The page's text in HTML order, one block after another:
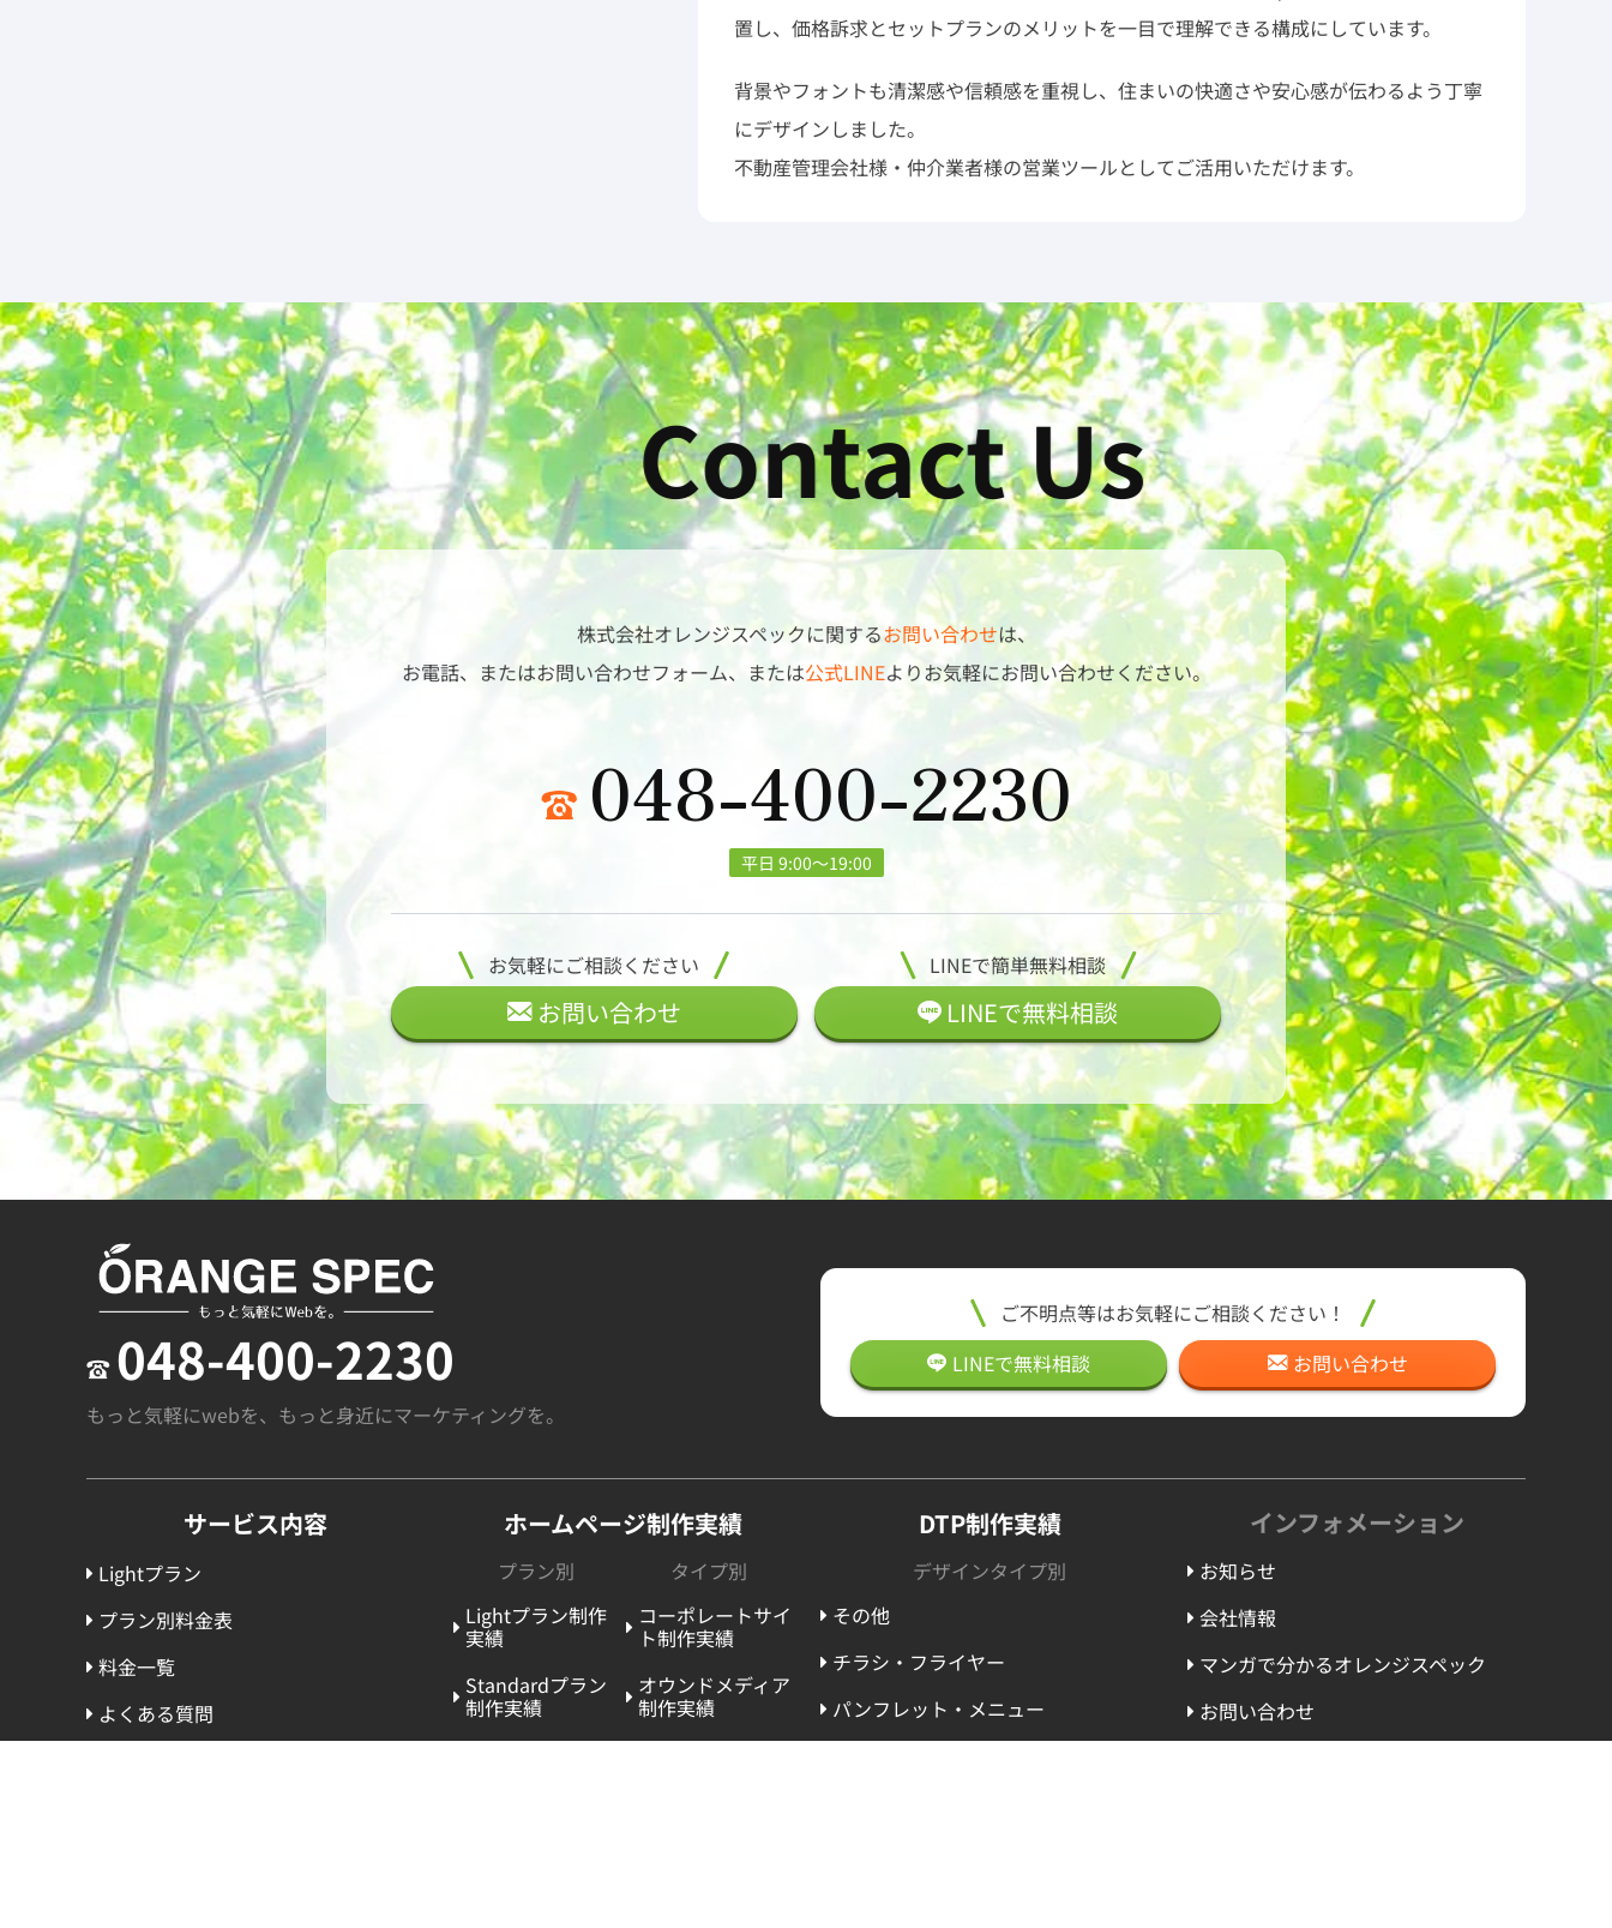
置し、価格訴求とセットプランのメリットを一目で理解できる構成にしています。
背景やフォントも清潔感や信頼感を重視し、住まいの快適さや安心感が伝わるよう丁寧
にデザインしました。
不動産管理会社様・仲介業者様の営業ツールとしてご活用いただけます。
Contact Us
株式会社オレンジスペックに関するお問い合わせは、
お電話、またはお問い合わせフォーム、または公式LINEよりお気軽にお問い合わせください。
048-400-2230
平日 9:00〜19:00
お気軽にご相談ください
お問い合わせ
LINEで簡単無料相談
LINEで無料相談
048-400-2230
もっと気軽にwebを、 もっと身近にマーケティングを。
ご不明点等はお気軽にご相談ください！
LINEで無料相談 お問い合わせ
サービス内容
Lightプラン
プラン別料金表
料金一覧
よくある質問
ホームページ制作実績
プラン別
Lightプラン制作
実績
Standardプラン
制作実績
タイプ別
コーポレートサイ
ト制作実績
オウンドメディア
制作実績
DTP制作実績
デザインタイプ別
その他
チラシ・フライヤー
パンフレット・メニュー
インフォメーション
お知らせ
会社情報
マンガで分かるオレンジスペック
お問い合わせ